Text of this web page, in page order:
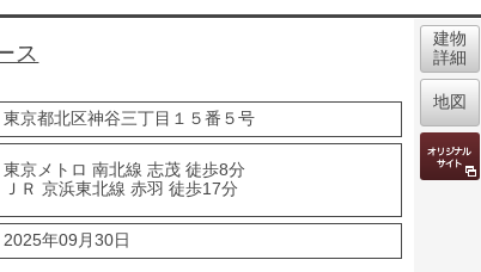
ス
東京都北区神谷三丁目１５番５号
東京メトロ 南北線 志茂 徒歩8分
ＪＲ 京浜東北線 赤羽 徒歩17分
2025年09月30日
建物
詳細
地図